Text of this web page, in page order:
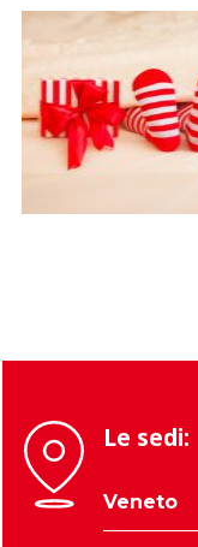
Le sedi:
Veneto